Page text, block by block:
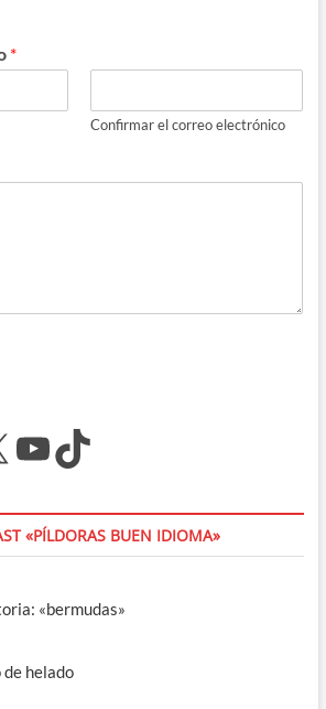
*
Confirmar el correo electrónico
YouTube
TikTok
«PÍLDORAS BUEN IDIOMA»
«bermudas»
helado